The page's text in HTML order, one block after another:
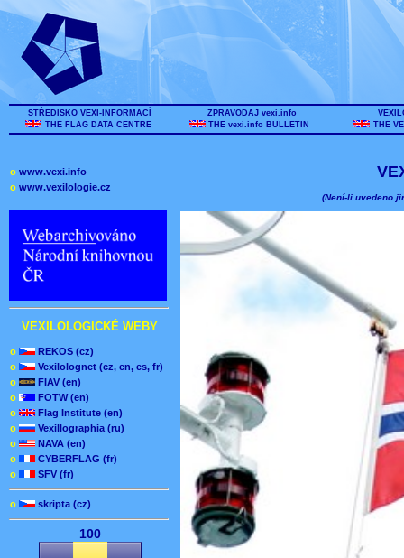
STŘEDISKO VEXI-INFORMACÍ
THE FLAG DATA CENTRE
ZPRAVODAJ vexi.info
THE vexi.info BULLETIN
THE
o www.vexi.info
o www.vexilologie.cz
VEXILOLOGICKÉ WEBY
o
REKOS (cz)
o
Vexilolognet (cz, en, es, fr)
o
FIAV (en)
o
FOTW (en)
o
Flag Institute (en)
o
Vexillographia (ru)
o
NAVA (en)
o
CYBERFLAG (fr)
o
SFV (fr)
o skripta (cz)
100
(Není-li uvedeno